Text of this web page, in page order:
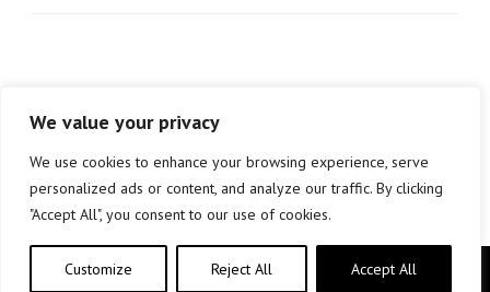
We value your privacy
We use cookies to enhance your browsing experience, serve
personalized ads or content, and analyze our traffic. By clicking
"Accept All", you consent to our use of cookies.
Customize Reject All Accept All
Copyright © elkar Argitaletxeak 2019